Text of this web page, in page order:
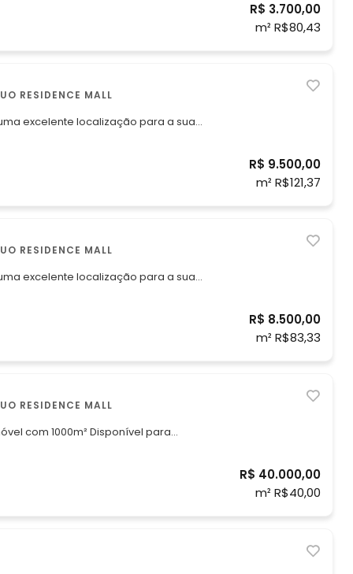
R$ 3.700,00
m² R$80,43
ÁGUAS CLARAS , DUO RESIDENCE MALL
excelente localização para a sua
prédio renomado com excelente
R$ 9.500,00
m² R$121,37
ÁGUAS CLARAS , DUO RESIDENCE MALL
excelente localização para a sua
prédio renomado com excelente
R$ 8.500,00
m² R$83,33
ÁGUAS CLARAS , DUO RESIDENCE MALL
com 1000m² Disponível para
R$ 40.000,00
m² R$40,00